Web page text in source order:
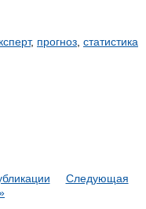
, прогноз, статистика
Следующая